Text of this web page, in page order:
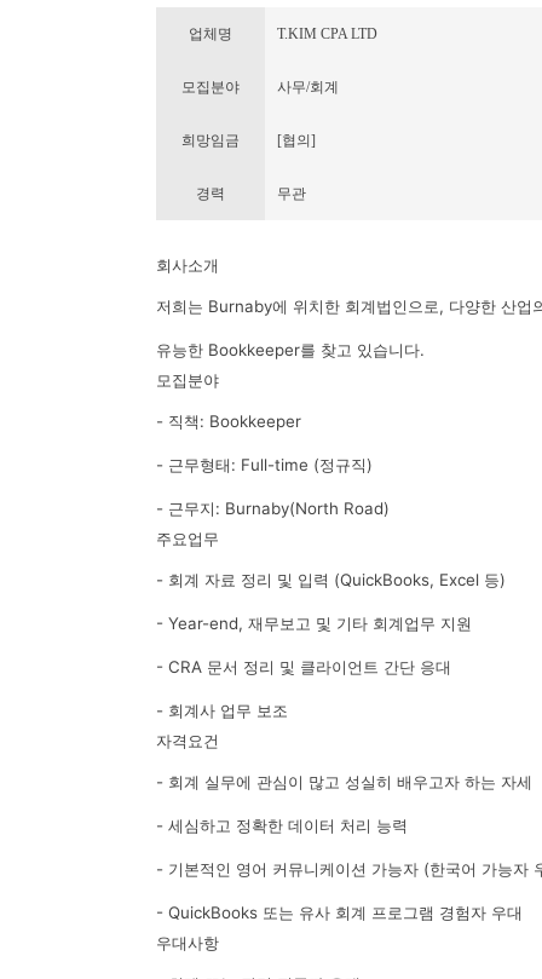
업체명 T.KIM CPA LTD
모집분야 사무/회계
희망임금 [협의]
경력 무관
회사소개
저희는 Burnaby에 위치한 회계법인으로, 다양한 산
유능한 Bookkeeper를 찾고 있습니다.
모집분야
- 직책: Bookkeeper
- 근무형태: Full-time (정규직)
- 근무지: Burnaby(North Road)
주요업무
- 회계 자료 정리 및 입력 (QuickBooks, Excel 등)
- Year-end, 재무보고 및 기타 회계업무 지원
- CRA 문서 정리 및 클라이언트 간단 응대
- 회계사 업무 보조
자격요건
- 회계 실무에 관심이 많고 성실히 배우고자 하는 자세
- 세심하고 정확한 데이터 처리 능력
- 기본적인 영어 커뮤니케이션 가능자 (한국어 가능자
- QuickBooks 또는 유사 회계 프로그램 경험자 우대
우대사항